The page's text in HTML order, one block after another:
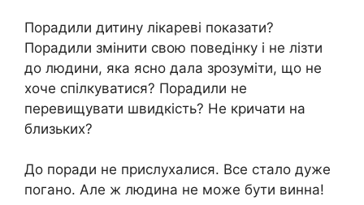
Порадили дитину лікареві показати?
Порадили змінити свою поведінку і не лізти
до людини, яка ясно дала зрозуміти, що не
хоче спілкуватися? Порадили не
перевищувати швидкість? Не кричати на
близьких?
До поради не прислухалися. Все стало дуже
погано. Але ж людина не може бути винна!